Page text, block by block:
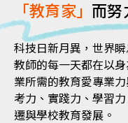
「教育家」 而努
科技日新月異，世界
教師的每一天都在以
業所需的教育愛專業
考力、實踐力、學習
遷與學校教育發展。